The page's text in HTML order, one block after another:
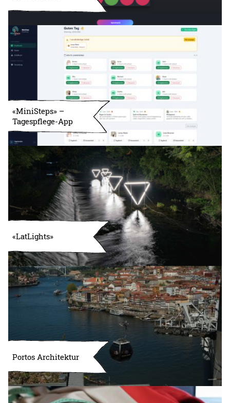
«MiniSteps» –
Tagespflege-App
«LatLights»
Portos Architektur